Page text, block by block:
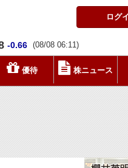
ログ
-0.66 (08/08 06:11)
優待 株ニュース